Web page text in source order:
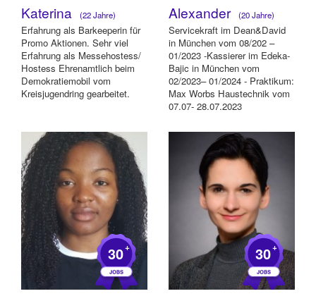
Katerina (22 Jahre)
Erfahrung als Barkeeperin für
Promo Aktionen. Sehr viel
Erfahrung als Messehostess/
Hostess Ehrenamtlich beim
Demokratiemobil vom
Kreisjugendring gearbeitet.
Alexander (20 Jahre)
Servicekraft im Dean&David
in München vom 08/202 –
01/2023 -Kassierer im Edeka-
Bajic in München vom
02/2023– 01/2024 - Praktikum:
Max Worbs Haustechnik vom
07.07- 28.07.2023
30+ 30+